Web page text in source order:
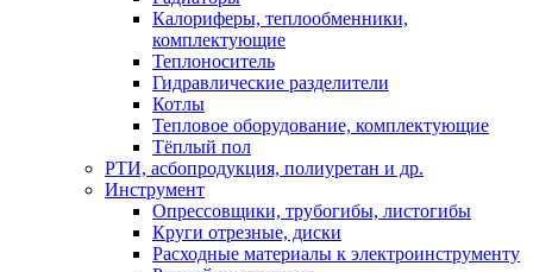
Калориферы, теплообменники,
комплектующие
Теплоноситель
Гидравлические разделители
Котлы
Тепловое оборудование, комплектующие
Тёплый пол
РТИ, асбопродукция, полиуретан и др.
Инструмент
Опрессовщики, трубогибы, листогибы
Круги отрезные, диски
Расходные материалы к электроинструменту